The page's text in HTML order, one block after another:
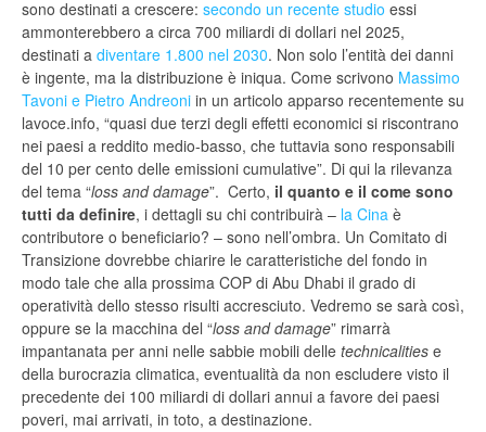
sono destinati a crescere: secondo un recente studio essi
ammonterebbero a circa 700 miliardi di dollari nel 2025,
destinati a diventare 1.800 nel 2030. Non solo l’entità dei danni
è ingente, ma la distribuzione è iniqua. Come scrivono Massimo
Tavoni e Pietro Andreoni in un articolo apparso recentemente su
lavoce.info, “quasi due terzi degli effetti economici si riscontrano
nei paesi a reddito medio-basso, che tuttavia sono responsabili
del 10 per cento delle emissioni cumulative”. Di qui la rilevanza
del tema “loss and damage”. Certo, il quanto e il come sono
tutti da definire, i dettagli su chi contribuirà – la Cina è
contributore o beneficiario? – sono nell’ombra. Un Comitato di
Transizione dovrebbe chiarire le caratteristiche del fondo in
modo tale che alla prossima COP di Abu Dhabi il grado di
operatività dello stesso risulti accresciuto. Vedremo se sarà così,
oppure se la macchina del “loss and damage” rimarrà
impantanata per anni nelle sabbie mobili delle technicalities e
della burocrazia climatica, eventualità da non escludere visto il
precedente dei 100 miliardi di dollari annui a favore dei paesi
poveri, mai arrivati, in toto, a destinazione.